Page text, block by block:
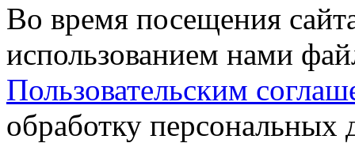
Во время посещения
использованием нами
Пользовательским
обработку персональных